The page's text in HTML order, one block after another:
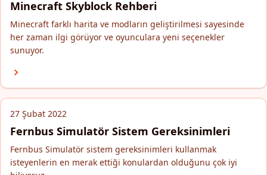
Minecraft Skyblock Rehberi
Minecraft farklı harita ve modların geliştirilmesi sayesinde
her zaman ilgi görüyor ve oyunculara yeni seçenekler
sunuyor.
27 Şubat 2022
Fernbus Simulatör Sistem Gereksinimleri
Fernbus Simulatör sistem gereksinimleri kullanmak
isteyenlerin en merak ettiği konulardan olduğunu çok iyi